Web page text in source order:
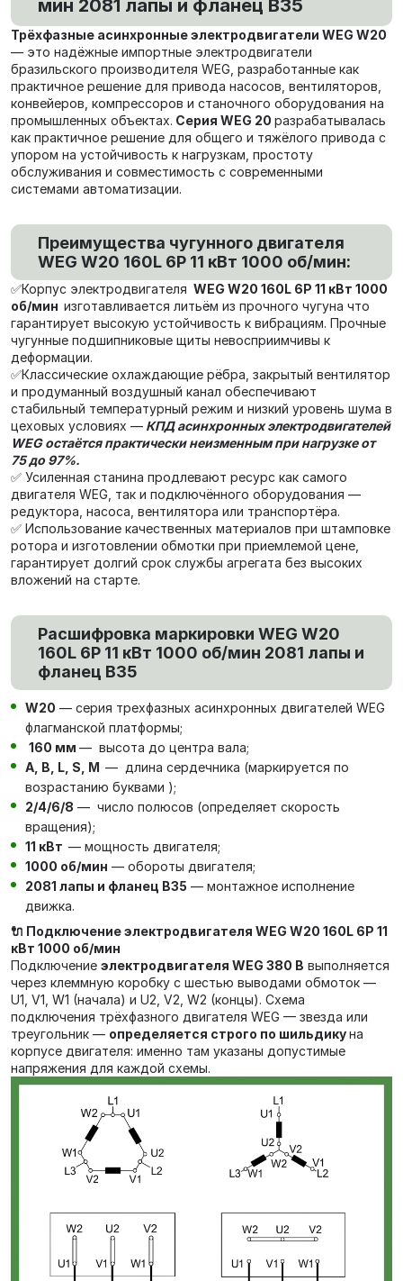
мин 2081 лапы и фланец В35
Трёхфазные асинхронные электродвигатели WEG W20
— это надёжные импортные электродвигатели
бразильского производителя WEG, разработанные как
практичное решение для привода насосов, вентиляторов,
конвейеров, компрессоров и станочного оборудования на
промышленных объектах. Серия WEG 20 разрабатывалась
как практичное решение для общего и тяжёлого привода с
упором на устойчивость к нагрузкам, простоту
обслуживания и совместимость с современными
системами автоматизации.
Преимущества чугунного двигателя
WEG W20 160L 6P 11 кВт 1000 об/мин:
✅Корпус электродвигателя WEG W20 160L 6P 11 кВт 1000
об/мин изготавливается литьём из прочного чугуна что
гарантирует высокую устойчивость к вибрациям. Прочные
чугунные подшипниковые щиты невосприимчивы к
деформации.
✅Классические охлаждающие рёбра, закрытый вентилятор
и продуманный воздушный канал обеспечивают
стабильный температурный режим и низкий уровень шума в
цеховых условиях — КПД асинхронных электродвигателей
WEG остаётся практически неизменным при нагрузке от
75 до 97%.
✅ Усиленная станина продлевают ресурс как самого
двигателя WEG, так и подключённого оборудования —
редуктора, насоса, вентилятора или транспортёра.
✅ Использование качественных материалов при штамповке
ротора и изготовлении обмотки при приемлемой цене,
гарантирует долгий срок службы агрегата без высоких
вложений на старте.
Расшифровка маркировки WEG W20
160L 6P 11 кВт 1000 об/мин 2081 лапы и
фланец В35
W20 — серия трехфазных асинхронных двигателей WEG
флагманской платформы;
160 мм — высота до центра вала;
А, В, L, S, М — длина сердечника (маркируется по
возрастанию буквами );
2/4/6/8 — число полюсов (определяет скорость
вращения);
11 кВт — мощность двигателя;
1000 об/мин — обороты двигателя;
2081 лапы и фланец В35 — монтажное исполнение
движка.
🔌 Подключение электродвигателя WEG W20 160L 6P 11
кВт 1000 об/мин
Подключение электродвигателя WEG 380 В выполняется
через клеммную коробку с шестью выводами обмоток —
U1, V1, W1 (начала) и U2, V2, W2 (концы). Схема
подключения трёхфазного двигателя WEG — звезда или
треугольник — определяется строго по шильдикуна
корпусе двигателя: именно там указаны допустимые
напряжения для каждой схемы.